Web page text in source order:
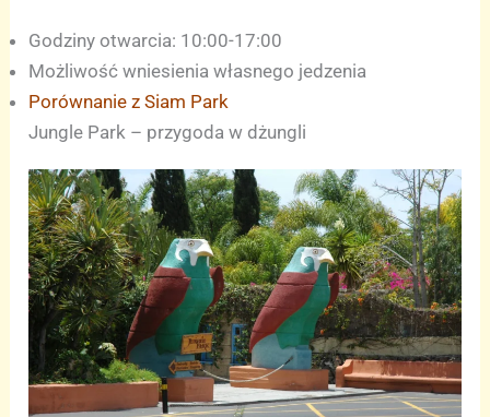
Godziny otwarcia: 10:00-17:00
Możliwość wniesienia własnego jedzenia
Porównanie z Siam Park
Jungle Park – przygoda w dżungli